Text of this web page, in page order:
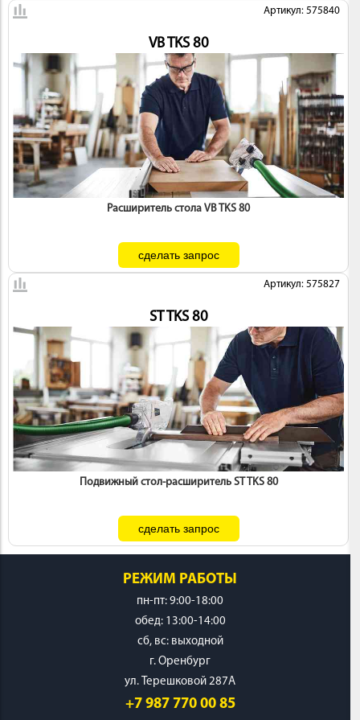
Артикул: 575840
VB TKS 80
Расширитель стола VB TKS 80
Артикул: 575827
ST TKS 80
Подвижный стол-расширитель ST TKS 80
РЕЖИМ РАБОТЫ
пн-пт: 9:00-18:00
обед: 13:00-14:00
cб, вс: выходной
г. Оренбург
ул. Терешковой 287А
+7 987 770 00 85